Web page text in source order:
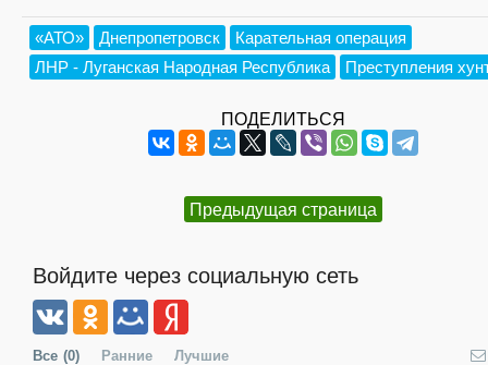
«АТО» Днепропетровск
Карательная операция
ЛНР - Луганская Народная Республика
Преступления
ПОДЕЛИТЬСЯ
Предыдущая страница
Войдите через социальную сеть
Все (0) Ранние Лучшие